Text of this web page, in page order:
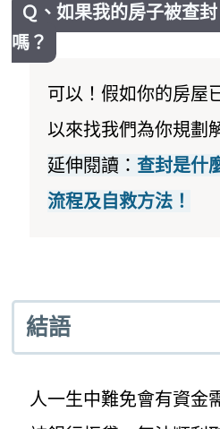
Ｑ、如果我的房子被查
嗎？
可以！假如你的房屋
以來找我們為你規劃
延伸閱讀：查封是什
流程及自救方法！
結語
人一生中難免會有資金